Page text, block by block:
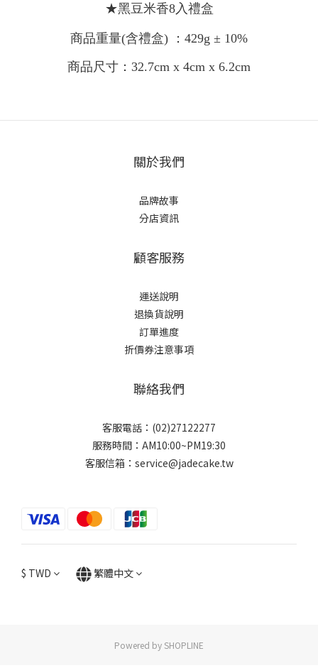
★黑豆米香8入禮盒
商品重量(含禮盒)
：429g ± 10%
商品尺寸：32.7cm x 4cm x 6.2cm
關於我們
品牌故事
分店資訊
顧客服務
運送說明
退換貨說明
訂單進度
折價券注意事項
聯絡我們
客服電話：(02)27122277
服務時間：AM10:00~PM19:30
客服信箱：service@jadecake.tw
$ TWD 繁體中文
Powered by SHOPLINE